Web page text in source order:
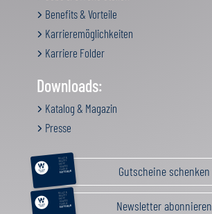
Benefits & Vorteile
Karrieremöglichkeiten
Karriere Folder
Downloads:
Katalog & Magazin
Presse
RELAX &
BEAUTY
AKTIV
GENUSS
FAMILIE
GUTSCHEIN Gutscheine schenken
RELAX &
BEAUTY
AKTIV
GENUSS
FAMILIE
GUTSCHEIN Newsletter abonnieren